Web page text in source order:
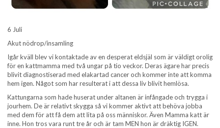
6 Juli
Akut nödrop/insamling
Igår kväll blev vi kontaktade av en desperat eldsjäl som är väldigt orolig
för en kattmamma med två ungar på tio veckor. Deras ägare har precis
blivit diagnostiserad med elakartad cancer och kommer inte att komma
hem igen. Något som har resulterat i att dessa liv blivit hemlösa.
Kattungarna som hade huserat under altanen är infångade och trygga i
jourhem. De är relativt skygga så vi kommer aktivt att behöva jobba
med dem för att få dem att lita på oss människor. Även Mamma katt är
inne. Hon tros vara runt tre år och är tam MEN hon är dräktig IGEN.